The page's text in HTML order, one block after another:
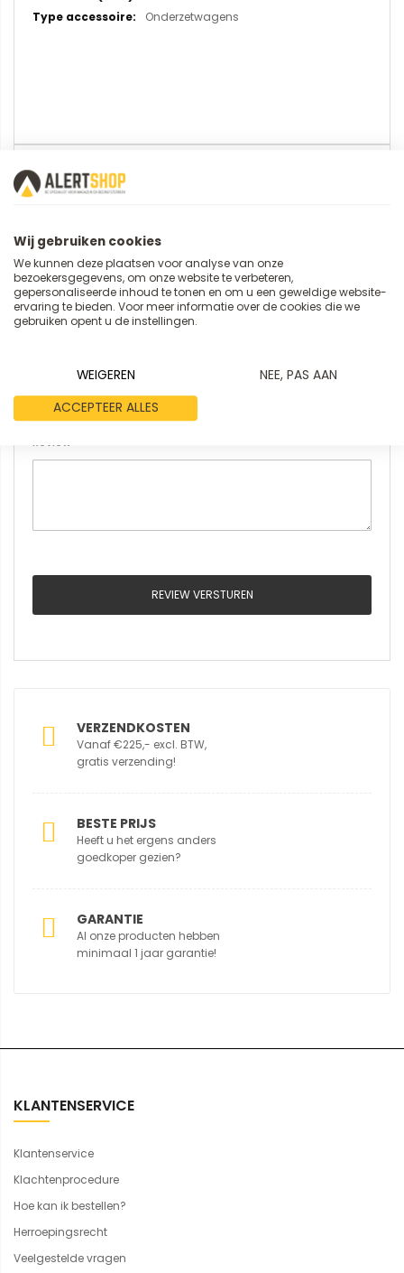
Onderzetwagens
U plaatst een review over:
Onderzetwagen voor RAKO bakken
Uw naam
Review
REVIEW VERSTUREN
VERZENDKOSTEN
Vanaf €225,- excl. BTW,
gratis verzending!
BESTE PRIJS
Heeft u het ergens anders
goedkoper gezien?
GARANTIE
Al onze producten hebben
minimaal 1 jaar garantie!
KLANTENSERVICE
Klantenservice
Klachtenprocedure
Hoe kan ik bestellen?
Herroepingsrecht
Veelgestelde vragen
Wij gebruiken cookies
We kunnen deze plaatsen voor analyse van onze
bezoekersgegevens, om onze website te verbeteren,
gepersonaliseerde inhoud te tonen en om u een geweldige website-
ervaring te bieden. Voor meer informatie over de cookies die we
gebruiken opent u de instellingen.
WEIGEREN
NEE, PAS AAN
ACCEPTEER ALLES